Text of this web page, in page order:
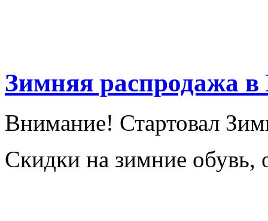
Зимняя распродажа в
Внимание! Стартовал
Скидки на зимние обувь,